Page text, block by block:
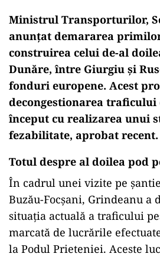
Ministrul Transporturilor,
anunțat demararea
construirea celui de-al
Dunăre, între Giurgiu și
fonduri europene. Acest
decongestionarea traficului
început cu realizarea unui
fezabilitate, aprobat recent.
Totul despre al doilea pod
În cadrul unei vizite pe
Buzău-Focșani, Grindeanu a
situația actuală a traficului
marcată de lucrările
la Podul Prieteniei. Aceste